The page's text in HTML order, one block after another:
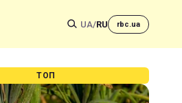
UA/RU rbc.ua
ТОП